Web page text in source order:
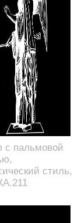
с пальмовой
стиль,